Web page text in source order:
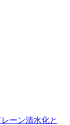
ーン清水化と